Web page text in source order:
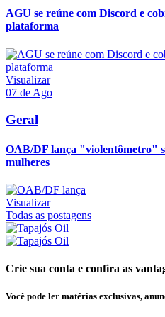
AGU se reúne com Discord e
plataforma
Visualizar
07 de Ago
Geral
OAB/DF lança "violentômetro"
mulheres
Visualizar
Todas as postagens
Crie sua conta e confira as
Você pode ler matérias exclusivas,